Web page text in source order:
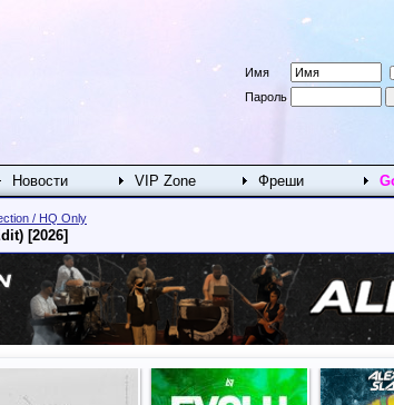
Имя
Пароль
Новости VIP Zone Фреши
/ HQ Only
[2026]